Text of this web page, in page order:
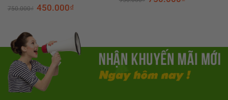
750.000₫ 450.000₫